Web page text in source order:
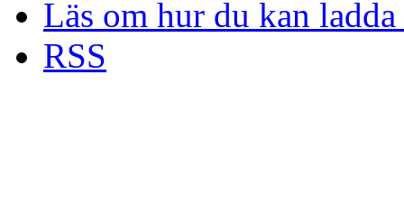
Läs om hur du kan
RSS